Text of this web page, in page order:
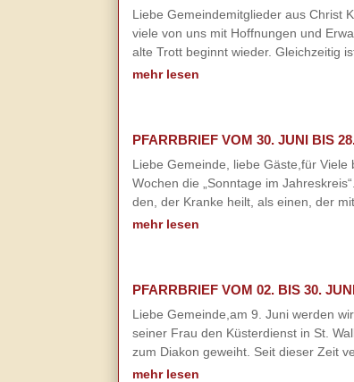
Liebe Gemeindemitglieder aus Christ
viele von uns mit Hoffnungen und
alte Trott beginnt wieder. Gleichzeitig
mehr lesen
PFARRBRIEF VOM 30. JUNI BIS
Liebe Gemeinde, liebe Gäste,für
Wochen die „Sonntage im
den, der Kranke heilt, als einen, der
mehr lesen
PFARRBRIEF VOM 02. BIS 30.
Liebe Gemeinde,am 9. Juni werden
seiner Frau den Küsterdienst in St.
zum Diakon geweiht. Seit dieser Zeit
mehr lesen